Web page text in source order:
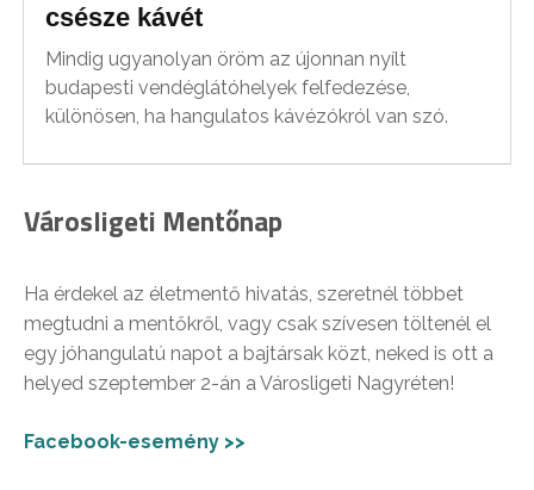
csésze kávét
Mindig ugyanolyan öröm az újonnan nyílt
budapesti vendéglátóhelyek felfedezése,
különösen, ha hangulatos kávézókról van szó.
Városligeti Mentőnap
Ha érdekel az életmentő hivatás, szeretnél többet
megtudni a mentőkről, vagy csak szívesen töltenél el
egy jóhangulatú napot a bajtársak közt, neked is ott a
helyed szeptember 2-án a Városligeti Nagyréten!
Facebook-esemény >>